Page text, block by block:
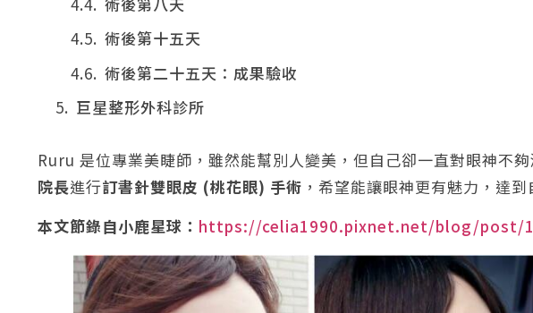
術後第十五天
術後第二十五天：成果驗收
巨星整形外科診所
Ruru 是位專業美睫師，雖然能幫別人變美，但自己卻一直對眼神不
院長進行訂書針雙眼皮 (桃花眼) 手術 ，希望能讓眼神更有魅力，達
本文節錄自小鹿星球： https://celia1990.pixnet.net/blog/post/